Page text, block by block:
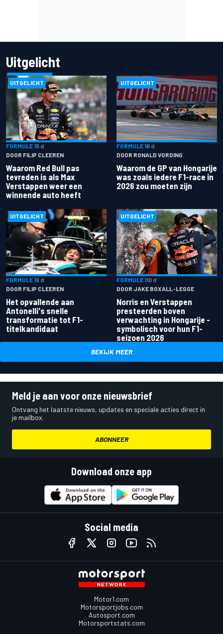
Uitgelicht
UITGELICHT
FORMULE 15 d
DOOR FILIP CLEEREN
Waarom Red Bull pas
tevreden is als Max
Verstappen weer een
winnende auto heeft
UITGELICHT
FORMULE 16 d
DOOR RONALD VORDING
Waarom de GP van Hongarije
was zoals iedere F1-race in
2026 zou moeten zijn
UITGELICHT
FORMULE 19 d
DOOR FILIP CLEEREN
Het opvallende aan
Antonelli's snelle
transformatie tot F1-
titelkandidaat
UITGELICHT
FORMULE 110 d
DOOR JAKE BOXALL-LEGGE
Norris en Verstappen
presteerden boven
verwachting in Hongarije -
symbolisch voor hun F1-
seizoen 2026
BEKIJK MEER
Meld je aan voor onze nieuwsbrief
Ontvang het laatste nieuws, updates en speciale acties direct in
je mailbox.
ABONNEER
Download onze app
Social media
Motor1.com
Motorsportjobs.com
Autosport.com
Motorsportstats.com